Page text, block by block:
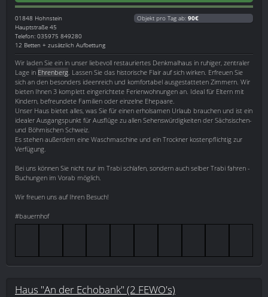
01848 Hohnstein
Hauptstraße 45
Telefon: 035975 849280
12 Betten + zusätzlich Aufbettung
Objekt pro Tag ab: 90€
Wir laden Sie ein in unser liebevoll restauriertes Denkmalhaus in ruhiger, zentraler
Lage in Ehrenberg . Lassen Sie das historische Flair auf sich wirken. Erfreuen Sie
sich an den besonders ideenreich und komfortabel ausgestatteten Zimmern. Wir
bieten Ihnen 3 komplett eingerichtete Ferienwohnungen an. Ideal für Eltern mit
Kindern, befreundete Familien oder einzelne Ehepaare.
Unser Haus bietet alles, was Sie für einen erholsamen Urlaub brauchen und ist ein
idealer Ausgangspunkt für Ausflüge zu allen Sehenswürdigkeiten der Sächsischen-
und Böhmischen Schweiz.
Es stehen außerdem eine Waschmaschine und ein Trockner kostenpflichtig zur
Verfügung.
Bei uns können Sie nicht nur im Trabi schlafen, sondern auch selber Trabi fahren -
Buchungen im Vorab möglich.
Wir freuen uns auf Ihren Besuch!
#bauernhof
Haus "An der Echobank" (2 FEWO's)